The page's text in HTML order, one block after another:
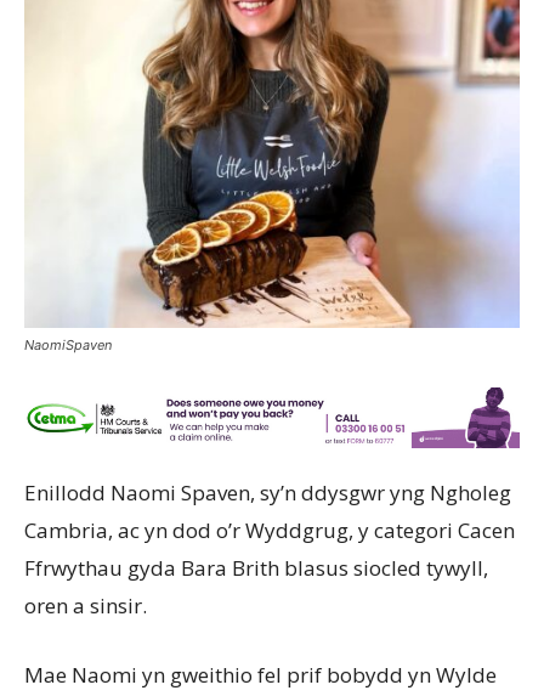
NaomiSpaven
Enillodd Naomi Spaven, sy’n ddysgwr yng Ngholeg
Cambria, ac yn dod o’r Wyddgrug, y categori Cacen
Ffrwythau gyda Bara Brith blasus siocled tywyll,
oren a sinsir.
Mae Naomi yn gweithio fel prif bobydd yn Wylde